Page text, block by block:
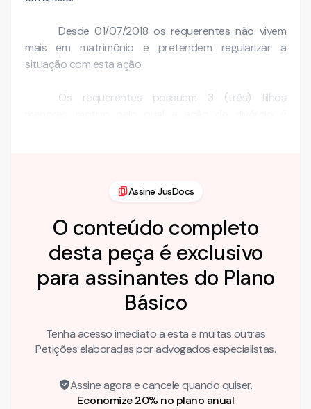
Desde 01/07/2018 os requerentes não vivem
mais em matrimônio e pretendem regularizar a
situação com esta ação.
Os requerentes possuem 3 (três) filhos
Assine JusDocs
O conteúdo completo
desta peça é exclusivo
para assinantes do Plano
Básico
Tenha acesso imediato a esta e muitas outras
Petições elaboradas por advogados especialistas.
Assine agora e cancele quando quiser.
Economize 20% no plano anual